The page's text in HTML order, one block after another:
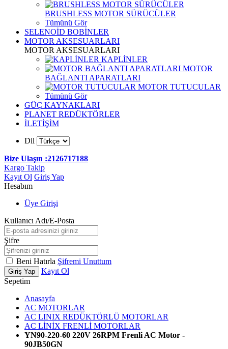
BRUSHLESS MOTOR SÜRÜCÜLER
Tümünü Gör
SELENOİD BOBİNLER
MOTOR AKSESUARLARI
MOTOR AKSESUARLARI
KAPLİNLER
MOTOR
BAĞLANTI APARATLARI
MOTOR TUTUCULAR
Tümünü Gör
GÜÇ KAYNAKLARI
PLANET REDÜKTÖRLER
İLETİŞİM
Dil
Bize Ulaşın :2126717188
Kargo Takip
Kayıt Ol Giriş Yap
Hesabım
Üye Girişi
Kullanıcı Adı/E-Posta
Şifre
Beni Hatırla Şifremi Unuttum
Giriş Yap
Kayıt Ol
Sepetim
Anasayfa
AC MOTORLAR
AC LINIX REDÜKTÖRLÜ MOTORLAR
AC LİNİX FRENLİ MOTORLAR
YN90-220-60 220V 26RPM Frenli AC Motor -
90JB50GN